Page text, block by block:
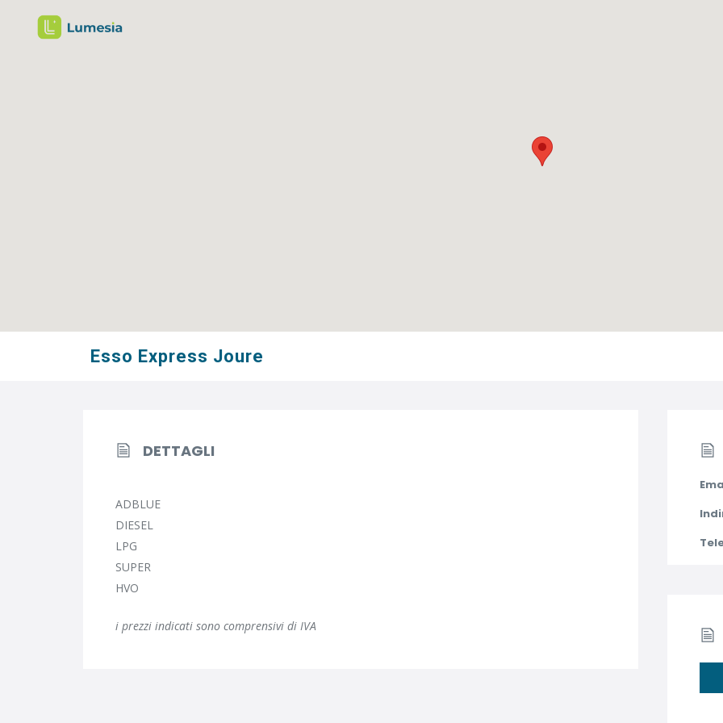
Esso Express Joure
DETTAGLI
ADBLUE
DIESEL
LPG
SUPER
HVO
i prezzi indicati sono comprensivi di IVA